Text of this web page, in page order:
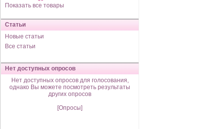
Показать все товары
Статьи
Новые статьи
Все статьи
Нет доступных опросов
Нет доступных опросов для голосования,
однако Вы можете посмотреть результаты
других опросов
[Опросы]